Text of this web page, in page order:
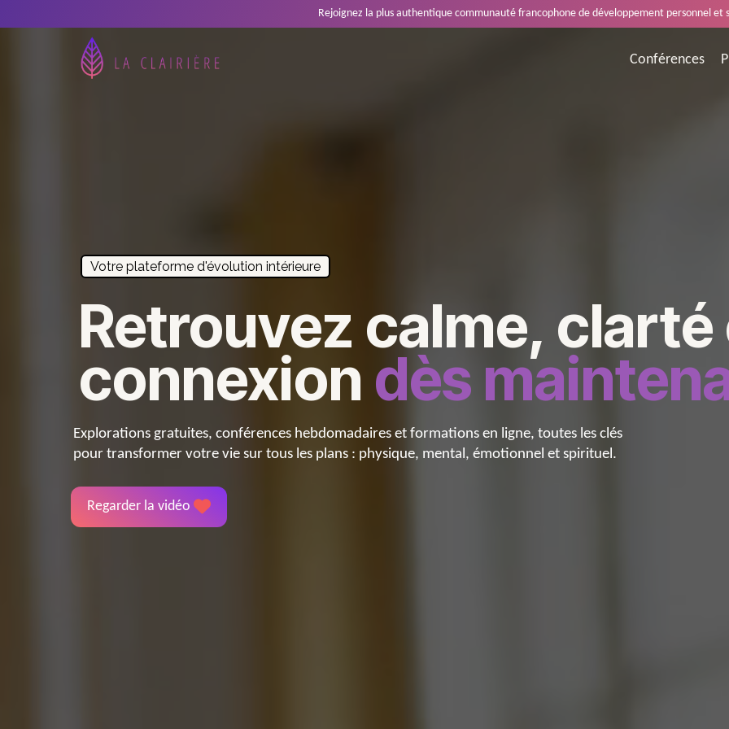
Rejoignez la plus authentique communauté francophone de développement personnel
Conférences
Votre plateforme d'évolution intérieure
Retrouvez calme, clarté
connexion dès
Explorations gratuites, conférences hebdomadaires et formations en ligne, toutes les clés
pour transformer votre vie sur tous les plans : physique, mental, émotionnel et spirituel.
Regarder la vidéo